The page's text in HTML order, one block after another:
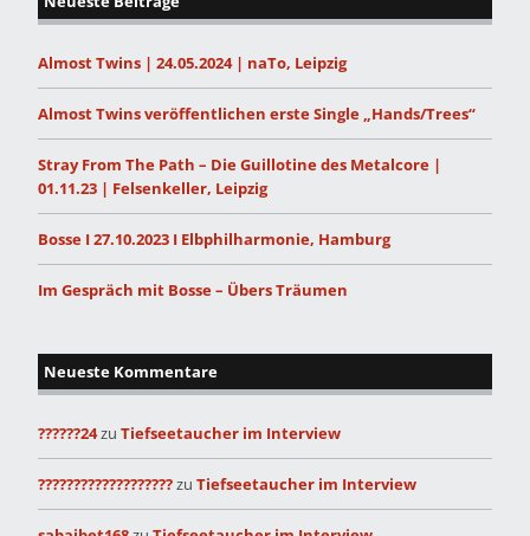
Almost Twins | 24.05.2024 | naTo, Leipzig
Almost Twins veröffentlichen erste Single „Hands/Trees“
Stray From The Path – Die Guillotine des Metalcore |
01.11.23 | Felsenkeller, Leipzig
Bosse I 27.10.2023 I Elbphilharmonie, Hamburg
Im Gespräch mit Bosse – Übers Träumen
Neueste Kommentare
??????24zu Tiefseetaucher im Interview
???????????????????zu Tiefseetaucher im Interview